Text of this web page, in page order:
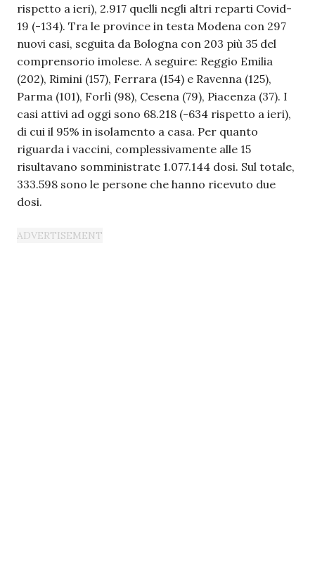
rispetto a ieri), 2.917 quelli negli altri reparti Covid-
19 (-134). Tra le province in testa Modena con 297
nuovi casi, seguita da Bologna con 203 più 35 del
comprensorio imolese. A seguire: Reggio Emilia
(202), Rimini (157), Ferrara (154) e Ravenna (125),
Parma (101), Forlì (98), Cesena (79), Piacenza (37). I
casi attivi ad oggi sono 68.218 (-634 rispetto a ieri),
di cui il 95% in isolamento a casa. Per quanto
riguarda i vaccini, complessivamente alle 15
risultavano somministrate 1.077.144 dosi. Sul totale,
333.598 sono le persone che hanno ricevuto due
dosi.